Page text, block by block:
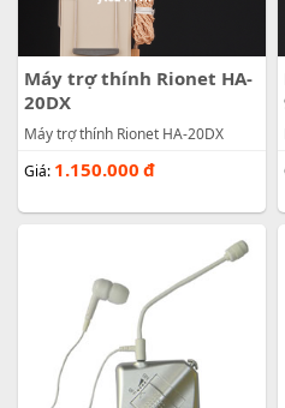
Máy trợ thính Rionet HA-
20DX
Máy trợ thính Rionet HA-20DX
Giá: 1.150.000 đ